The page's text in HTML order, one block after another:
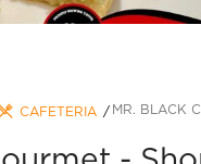
CAFETERIA MR. BLACK